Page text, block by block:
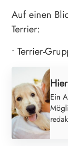
Auf einen
Terrier:
• Terrier-
Ein